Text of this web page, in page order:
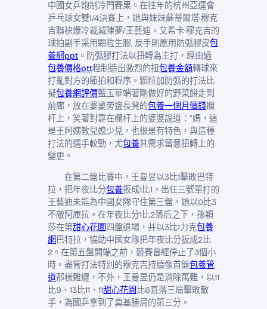
中國女乒炮制冷門賽果。在往年的杭州亞運會
乒乓球女雙1/4決賽上，她與妹妹蘇蒂爾塔·穆克
吉聯袂爆冷裁減陳夢/王藝迪。艾希卡·穆克吉的
球拍副手采用顆粒生膠, 反手則應用防弧膠皮包
養網ppt 。防弧膠打法以扭轉為主打，經由過
包養價格ptt程制造出激烈的扭包養金額轉球來
打亂對方的節拍和程序。顆粒加防弧的打法比
擬包養網評價藍玉華端著剛做好的野菜餅走到
前廊，放在婆婆旁邊長凳的包養一個月價錢欄
杆上，笑著對靠在欄杆上的婆婆說道：“媽，這
是王阿姨教兒媳少見，也很是有特色，與這種
打法的選手較勁，尤包養其需求留意扭轉上的
變更。
在第二盤比賽中，王曼昱以3比1擊敗巴特
拉，把年夜比分包養扳成1比1。出任三號單打的
王藝迪未能為中國女隊守住第三盤，她以0比3
不敵阿庫拉。在年夜比分1比2落后之下，孫穎
莎在第甜心花園 四盤退場，并以3比1力克包養
網 巴特拉，協助中國女隊把年夜比分扳成2比
2。在第五盤開端之前，競賽曾經停止了3個小
時。盡管打法特別的穆克吉持續像首盤包養管
道那樣難纏，不外，王曼昱仍是消除萬難，以11
比9、13比11、11甜心花園比6直落三局擊敗敵
手，為國乒拿到了奠基勝局的第三分。